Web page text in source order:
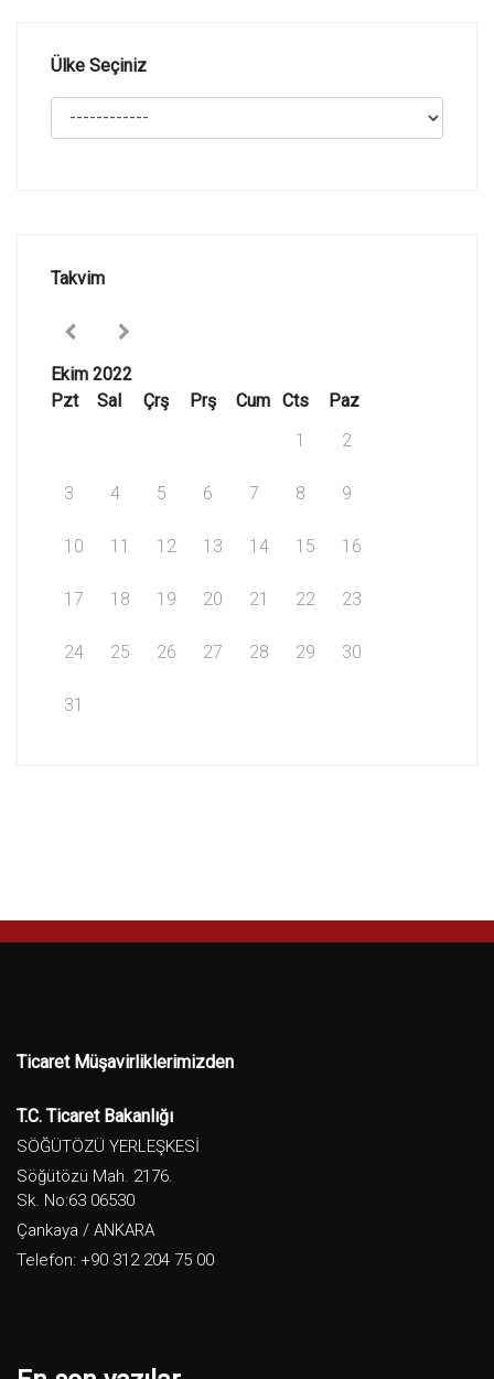
Ülke Seçiniz
Takvim
Ekim 2022
Pzt
Sal Çrş Prş Cum Cts
Paz
1
2
3 4 5 6 7 8 9
10 11 12 13 14 15 16
17 18 19 20 21 22 23
24 25 26 27 28 29 30
31
Ticaret Müşavirliklerimizden
T.C. Ticaret Bakanlığı
SÖĞÜTÖZÜ YERLEŞKESİ
Söğütözü Mah. 2176.
Sk. No:63 06530
Çankaya / ANKARA
Telefon: +90 312 204 75 00